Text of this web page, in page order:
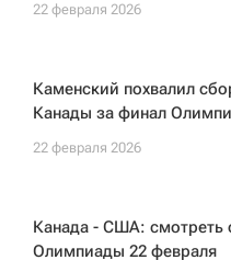
22 февраля 2026
Каменский похвалил
Канады за финал
22 февраля 2026
Канада - США: смотреть
Олимпиады 22 февраля